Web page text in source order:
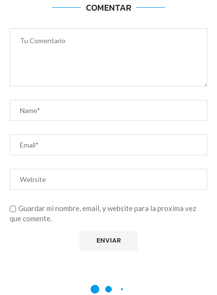
COMENTAR
Guardar mi nombre, email, y website para la proxima vez
que comente.